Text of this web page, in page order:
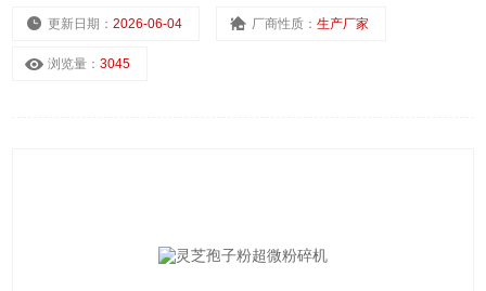
更新日期：2026-06-04 厂商性质：生产厂家
浏览量：3045